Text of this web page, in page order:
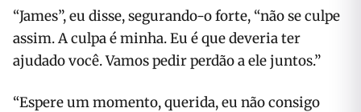
“James”, eu disse, segurando-o forte, “não se culpe
assim. A culpa é minha. Eu é que deveria ter
ajudado você. Vamos pedir perdão a ele juntos.”
“Espere um momento, querida, eu não consigo